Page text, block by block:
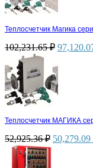
Теплосчетчик Магика
102,231.65₽
Теплосчетчик МАГИКА
52,925.36₽ 50,279.09